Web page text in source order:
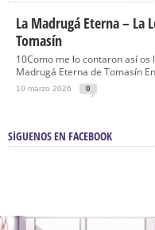
La Madrugá Eterna – La
Tomasín
10Como me lo contaron así os
Madrugá Eterna de Tomasín
10 marzo 2026 0
SÍGUENOS EN FACEBOOK